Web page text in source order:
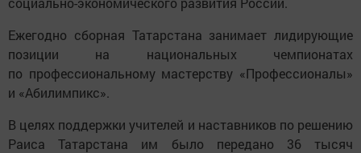
Ежегодно сборная Татарстана занимает лидирующие
позиции на национальных чемпионатах
по профессиональному мастерству «Профессионалы»
и «Абилимпикс».
В целях поддержки учителей и наставников по решению
Раиса Татарстана им было передано 36 тысяч